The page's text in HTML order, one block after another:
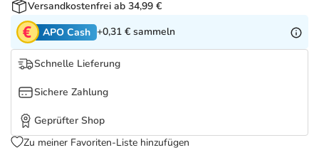
Tierapotheke
Vitamine & Mineralstoffe
Marken
Salus Deals
Versandkostenfrei ab 34,99 €
APO Cash +0,31 € sammeln
Schnelle Lieferung
Sichere Zahlung
Geprüfter Shop
Zu meiner Favoriten-Liste hinzufügen